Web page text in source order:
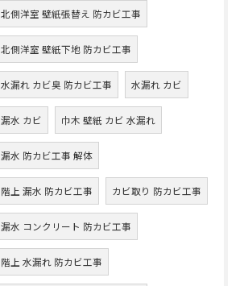
北側洋室 壁紙張替え 防カビ工事
北側洋室 壁紙下地 防カビ工事
水漏れ カビ臭 防カビ工事 水漏れ カビ
漏水 カビ 巾木 壁紙 カビ 水漏れ
漏水 防カビ工事 解体
階上 漏水 防カビ工事 カビ取り 防カビ工事
漏水 コンクリート 防カビ工事
階上 水漏れ 防カビ工事